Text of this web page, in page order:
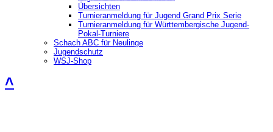
Übersichten
Turnieranmeldung für Jugend Grand Prix Serie
Turnieranmeldung für Württembergische Jugend-
Pokal-Turniere
Schach ABC für Neulinge
Jugendschutz
WSJ-Shop
˄